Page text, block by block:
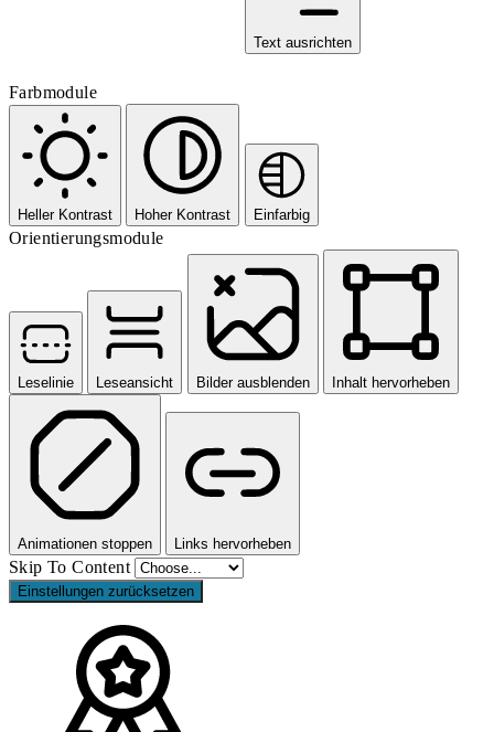
Text ausrichten
Farbmodule
Heller Kontrast Hoher Kontrast Einfarbig
Orientierungsmodule
Leselinie Leseansicht Bilder ausblenden Inhalt hervorheben
Animationen stoppen Links hervorheben
Skip To Content
Einstellungen zurücksetzen